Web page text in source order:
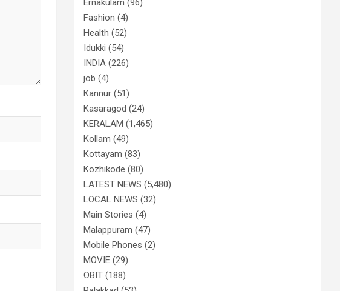
Ernakulam (96)
Fashion (4)
Health (52)
Idukki (54)
INDIA (226)
job (4)
Kannur (51)
Kasaragod (24)
KERALAM (1,465)
Kollam (49)
Kottayam (83)
Kozhikode (80)
LATEST NEWS (5,480)
LOCAL NEWS (32)
Main Stories (4)
Malappuram (47)
Mobile Phones (2)
MOVIE (29)
OBIT (188)